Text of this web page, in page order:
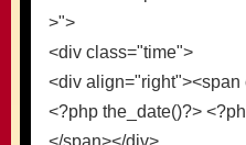
>">
<div class="time">
<div
<?php the_date()?>
</span></div>